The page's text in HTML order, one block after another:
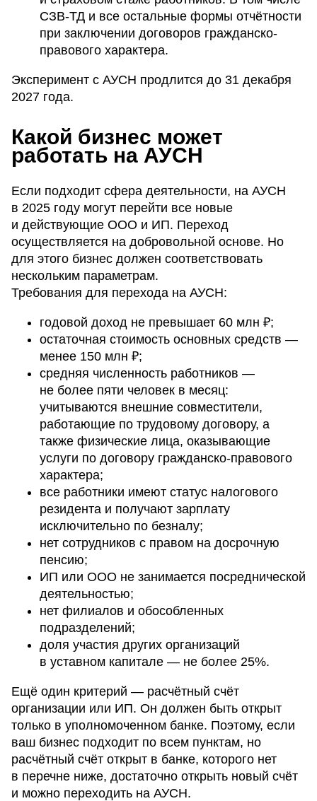
СЗВ-ТД и все остальные формы отчётности
при заключении договоров гражданско-
правового характера.
Эксперимент с АУСН продлится до 31 декабря
2027 года.
Какой бизнес может
работать на АУСН
Если подходит сфера деятельности, на АУСН
в 2025 году могут перейти все новые
и действующие ООО и ИП. Переход
осуществляется на добровольной основе. Но
для этого бизнес должен соответствовать
нескольким параметрам.
Требования для перехода на АУСН:
годовой доход не превышает 60 млн ₽;
остаточная стоимость основных средств —
менее 150 млн ₽;
средняя численность работников —
не более пяти человек в месяц:
учитываются внешние совместители,
работающие по трудовому договору, а
также физические лица, оказывающие
услуги по договору гражданско-правового
характера;
все работники имеют статус налогового
резидента и получают зарплату
исключительно по безналу;
нет сотрудников с правом на досрочную
пенсию;
ИП или ООО не занимается посреднической
деятельностью;
нет филиалов и обособленных
подразделений;
доля участия других организаций
в уставном капитале — не более 25%.
Ещё один критерий — расчётный счёт
организации или ИП. Он должен быть открыт
только в уполномоченном банке. Поэтому, если
ваш бизнес подходит по всем пунктам, но
расчётный счёт открыт в банке, которого нет
в перечне ниже, достаточно открыть новый счёт
и можно переходить на АУСН.